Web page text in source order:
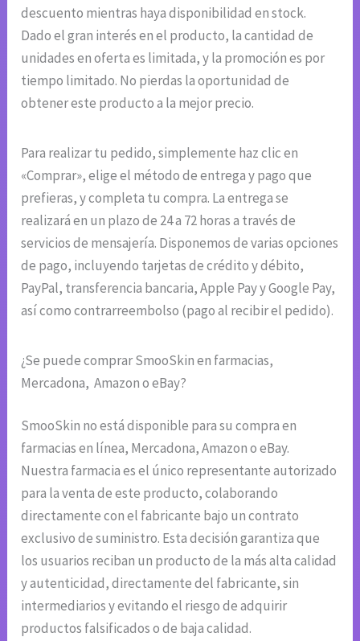
descuento mientras haya disponibilidad en stock.
Dado el gran interés en el producto, la cantidad de
unidades en oferta es limitada, y la promoción es por
tiempo limitado. No pierdas la oportunidad de
obtener este producto a la mejor precio.
Para realizar tu pedido, simplemente haz clic en
«Comprar», elige el método de entrega y pago que
prefieras, y completa tu compra. La entrega se
realizará en un plazo de 24 a 72 horas a través de
servicios de mensajería. Disponemos de varias opciones
de pago, incluyendo tarjetas de crédito y débito,
PayPal, transferencia bancaria, Apple Pay y Google Pay,
así como contrarreembolso (pago al recibir el pedido).
¿Se puede comprar SmooSkin en farmacias,
Mercadona, Amazon o eBay?
SmooSkin no está disponible para su compra en
farmacias en línea, Mercadona, Amazon o eBay.
Nuestra farmacia es el único representante autorizado
para la venta de este producto, colaborando
directamente con el fabricante bajo un contrato
exclusivo de suministro. Esta decisión garantiza que
los usuarios reciban un producto de la más alta calidad
y autenticidad, directamente del fabricante, sin
intermediarios y evitando el riesgo de adquirir
productos falsificados o de baja calidad.